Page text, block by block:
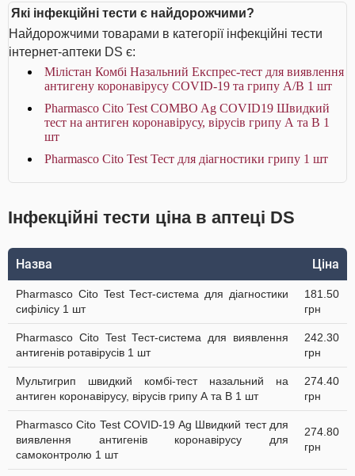
Які інфекційні тести є найдорожчими?
Найдорожчими товарами в категорії інфекційні тести
інтернет-аптеки DS є:
Мілістан Комбі Назальний Експрес-тест для виявлення
антигену коронавірусу COVID-19 та грипу А/В 1 шт
Pharmasco Cito Test COMBO Ag COVID19 Швидкий
тест на антиген коронавірусу, вірусів грипу А та В 1
шт
Pharmasco Cito Test Тест для діагностики грипу 1 шт
Інфекційні тести ціна в аптеці DS
Назва Ціна
Pharmasco Cito Test Тест-система для діагностики
cифілісу 1 шт
181.50
грн
Pharmasco Cito Test Тест-система для виявлення
антигенів ротавірусів 1 шт
242.30
грн
Мультигрип швидкий комбі-тест назальний на
антиген коронавірусу, вірусів грипу А та В 1 шт
274.40
грн
Pharmasco Cito Test COVID-19 Ag Швидкий тест для
виявлення антигенів коронавірусу для
самоконтролю 1 шт
274.80
грн